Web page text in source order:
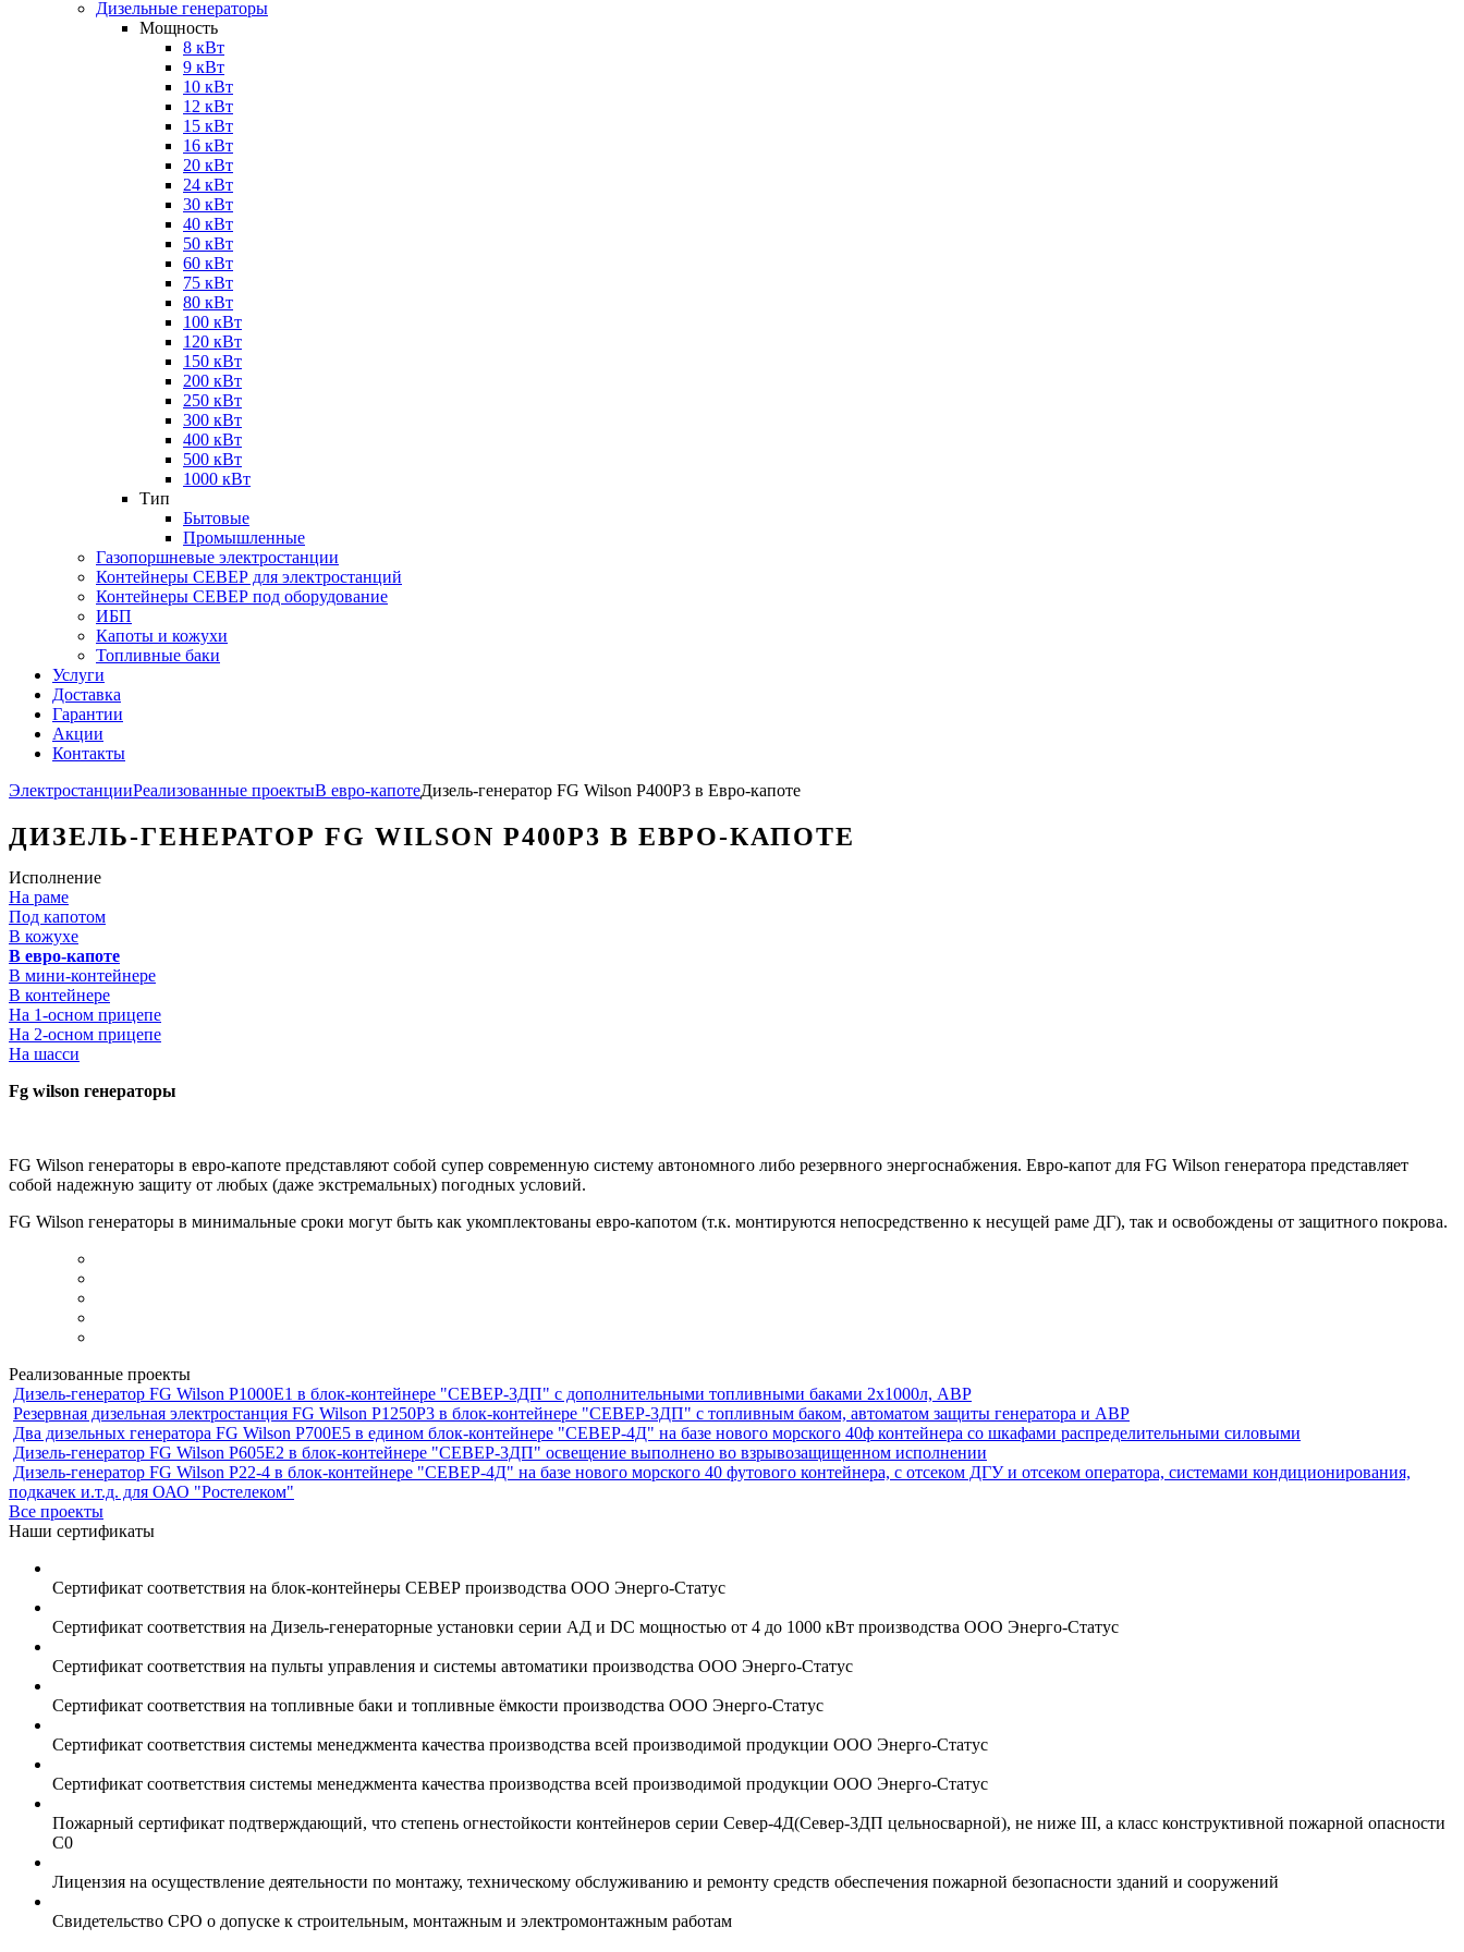
Дизельные генераторы
Мощность
8 кВт
9 кВт
10 кВт
12 кВт
15 кВт
16 кВт
20 кВт
24 кВт
30 кВт
40 кВт
50 кВт
60 кВт
75 кВт
80 кВт
100 кВт
120 кВт
150 кВт
200 кВт
250 кВт
300 кВт
400 кВт
500 кВт
1000 кВт
Тип
Бытовые
Промышленные
Газопоршневые электростанции
Контейнеры СЕВЕР для электростанций
Контейнеры СЕВЕР под оборудование
ИБП
Капоты и кожухи
Топливные баки
Услуги
Доставка
Гарантии
Акции
Контакты
ЭлектростанцииРеализованные проектыВ евро-капотеДизель-генератор FG Wilson P400P3 в Евро-капоте
ДИЗЕЛЬ-ГЕНЕРАТОР FG WILSON P400P3 В ЕВРО-КАПОТЕ
Исполнение
На раме
Под капотом
В кожухе
В евро-капоте
В мини-контейнере
В контейнере
На 1-осном прицепе
На 2-осном прицепе
На шасси
Fg wilson генераторы
FG Wilson генераторы в евро-капоте представляют собой супер современную систему автономного либо резервного энергоснабжения. Евро-капот для FG Wilson генератора представляет
собой надежную защиту от любых (даже экстремальных) погодных условий.
FG Wilson генераторы в минимальные сроки могут быть как укомплектованы евро-капотом (т.к. монтируются непосредственно к несущей раме ДГ), так и освобождены от защитного покрова.
Реализованные проекты
Дизель-генератор FG Wilson P1000E1 в блок-контейнере "СЕВЕР-3ДП" с дополнительными топливными баками 2х1000л, АВР
Резервная дизельная электростанция FG Wilson P1250Р3 в блок-контейнере "СЕВЕР-3ДП" с топливным баком, автоматом защиты генератора и АВР
Два дизельных генератора FG Wilson P700E5 в едином блок-контейнере "СЕВЕР-4Д" на базе нового морского 40ф контейнера со шкафами распределительными силовыми
Дизель-генератор FG Wilson P605Е2 в блок-контейнере "СЕВЕР-3ДП" освещение выполнено во взрывозащищенном исполнении
Дизель-генератор FG Wilson P22-4 в блок-контейнере "СЕВЕР-4Д" на базе нового морского 40 футового контейнера, с отсеком ДГУ и отсеком оператора, системами кондиционирования,
подкачек и.т.д. для ОАО "Ростелеком"
Все проекты
Наши сертификаты
Сертификат соответствия на блок-контейнеры СЕВЕР производства ООО Энерго-Статус
Сертификат соответствия на Дизель-генераторные установки серии АД и DC мощностью от 4 до 1000 кВт производства ООО Энерго-Статус
Сертификат соответствия на пульты управления и системы автоматики производства ООО Энерго-Статус
Сертификат соответствия на топливные баки и топливные ёмкости производства ООО Энерго-Статус
Сертификат соответствия системы менеджмента качества производства всей производимой продукции ООО Энерго-Статус
Сертификат соответствия системы менеджмента качества производства всей производимой продукции ООО Энерго-Статус
Пожарный сертификат подтверждающий, что степень огнестойкости контейнеров серии Север-4Д(Север-3ДП цельносварной), не ниже III, а класс конструктивной пожарной опасности
С0
Лицензия на осуществление деятельности по монтажу, техническому обслуживанию и ремонту средств обеспечения пожарной безопасности зданий и сооружений
Свидетельство СРО о допуске к строительным, монтажным и электромонтажным работам